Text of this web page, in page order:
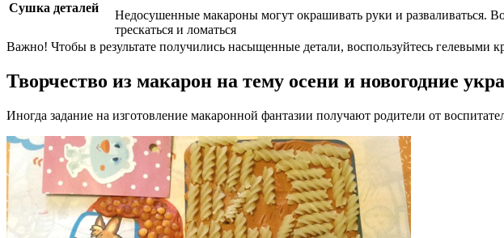
Сушка деталей
Недосушенные макароны могут окрашивать руки и разваливаться.
трескаться и ломаться
Важно! Чтобы в результате получились насыщенные детали, воспользуйтесь гелевыми
Творчество из макарон на тему осени и новогодние
Иногда задание на изготовление макаронной фантазии получают родители от